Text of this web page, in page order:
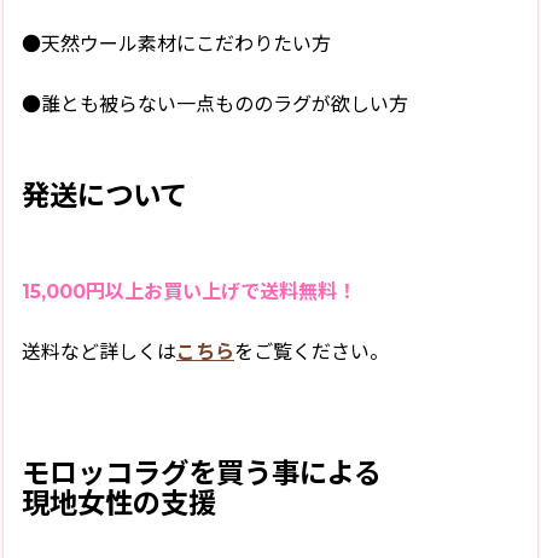
●天然ウール素材にこだわりたい方
●誰とも被らない一点もののラグが欲しい方
発送について
15,000円以上お買い上げで送料無料！
送料など詳しくはこちらをご覧ください。
モロッコラグを買う事による
現地女性の支援